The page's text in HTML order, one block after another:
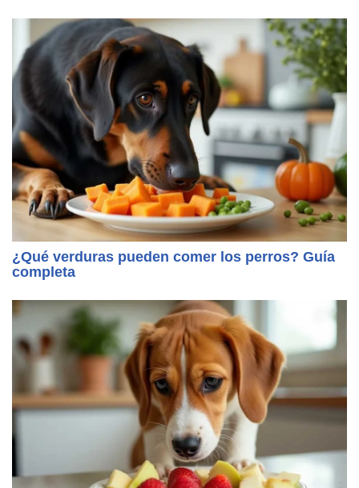
¿Qué verduras pueden comer los perros? Guía
completa